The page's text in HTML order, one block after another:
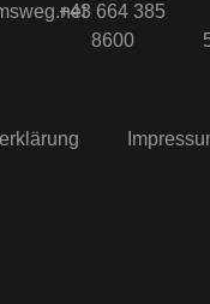
+43 664 385
8600